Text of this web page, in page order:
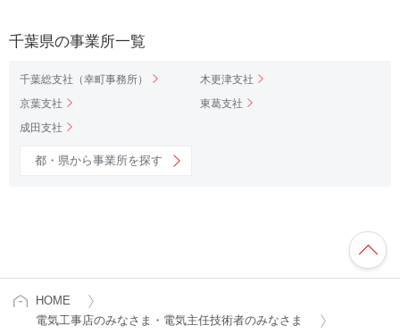
千葉県の事業所一覧
千葉総支社（幸町事務所）
木更津支社
京葉支社
東葛支社
成田支社
都・県から事業所を探す
HOME
電気工事店のみなさま・電気主任技術者のみなさま